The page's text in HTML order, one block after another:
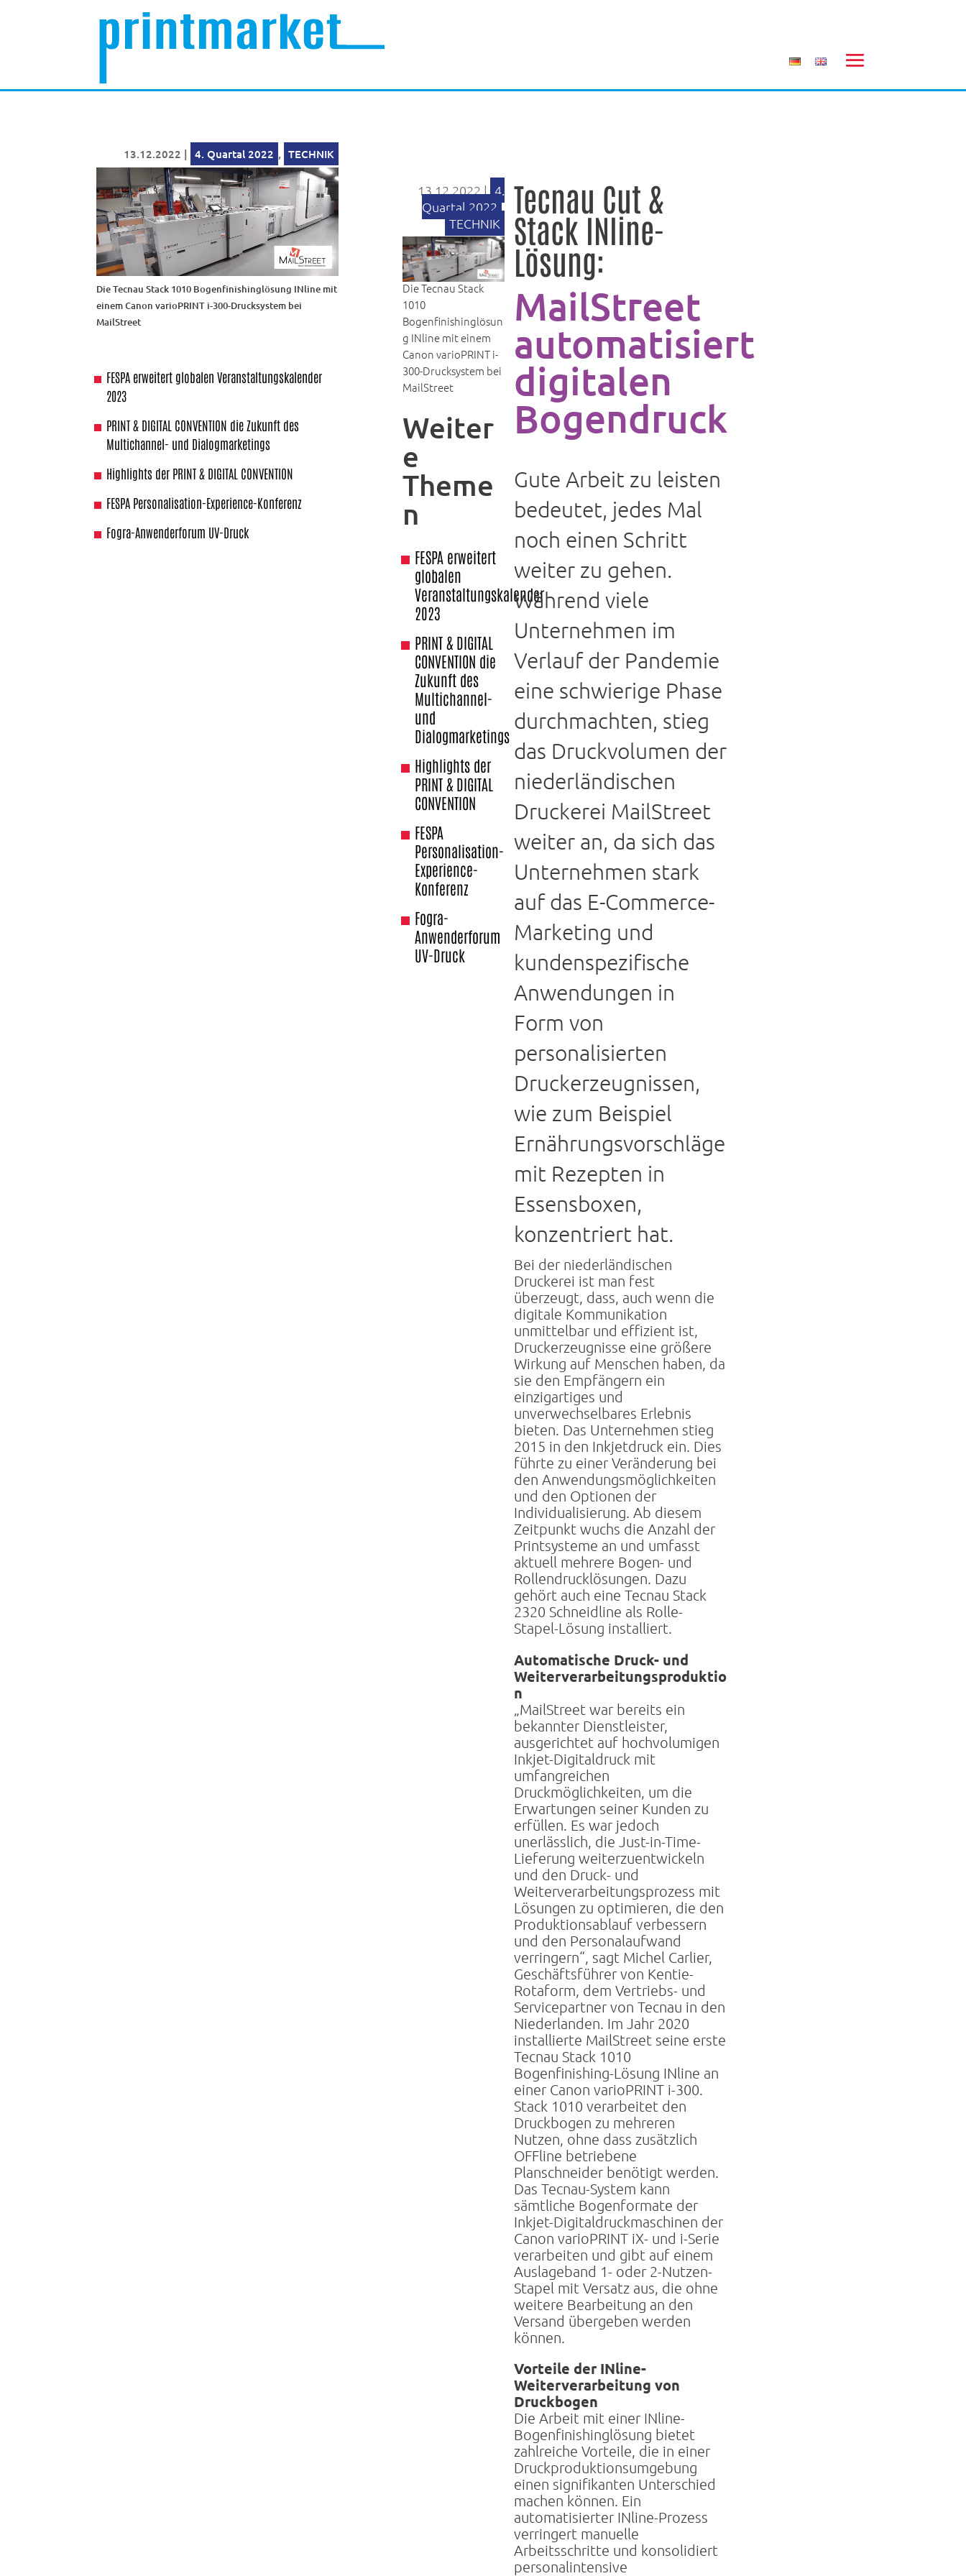
13.12.2022 | 4. Quartal 2022 , TECHNIK
Die Tecnau Stack 1010 Bogenfinishinglösung INline mit
einem Canon varioPRINT i-300-Drucksystem bei
MailStreet
FESPA erweitert globalen Veranstaltungskalender
2023
PRINT & DIGITAL CONVENTION die Zukunft des
Multichannel- und Dialogmarketings
Highlights der PRINT & DIGITAL CONVENTION
FESPA Personalisation-Experience-Konferenz
Fogra-Anwenderforum UV-Druck
13.12.2022| 4.
Quartal 2022 ,
TECHNIK
Die Tecnau Stack
1010
Bogenfinishinglösun
g INline mit einem
Canon varioPRINT i-
300-Drucksystem bei
MailStreet
Weiter
e
Theme
n
FESPA erweitert
globalen
Veranstaltungskalender
2023
PRINT & DIGITAL
CONVENTION die
Zukunft des
Multichannel-
und
Dialogmarketings
Highlights der
PRINT & DIGITAL
CONVENTION
FESPA
Personalisation-
Experience-
Konferenz
Fogra-
Anwenderforum
UV-Druck
Tecnau Cut &
Stack INline-
Lösung:
MailStreet
automatisiert
digitalen
Bogendruck
Gute Arbeit zu leisten
bedeutet, jedes Mal
noch einen Schritt
weiter zu gehen.
Während viele
Unternehmen im
Verlauf der Pandemie
eine schwierige Phase
durchmachten, stieg
das Druckvolumen der
niederländischen
Druckerei MailStreet
weiter an, da sich das
Unternehmen stark
auf das E-Commerce-
Marketing und
kundenspezifische
Anwendungen in
Form von
personalisierten
Druckerzeugnissen,
wie zum Beispiel
Ernährungsvorschläge
mit Rezepten in
Essensboxen,
konzentriert hat.
Bei der niederländischen
Druckerei ist man fest
überzeugt, dass, auch wenn die
digitale Kommunikation
unmittelbar und effizient ist,
Druckerzeugnisse eine größere
Wirkung auf Menschen haben, da
sie den Empfängern ein
einzigartiges und
unverwechselbares Erlebnis
bieten. Das Unternehmen stieg
2015 in den Inkjetdruck ein. Dies
führte zu einer Veränderung bei
den Anwendungsmöglichkeiten
und den Optionen der
Individualisierung. Ab diesem
Zeitpunkt wuchs die Anzahl der
Printsysteme an und umfasst
aktuell mehrere Bogen- und
Rollendrucklösungen. Dazu
gehört auch eine Tecnau Stack
2320 Schneidline als Rolle-
Stapel-Lösung installiert.
Automatische Druck- und
Weiterverarbeitungsproduktio
n
„MailStreet war bereits ein
bekannter Dienstleister,
ausgerichtet auf hochvolumigen
Inkjet-Digitaldruck mit
umfangreichen
Druckmöglichkeiten, um die
Erwartungen seiner Kunden zu
erfüllen. Es war jedoch
unerlässlich, die Just-in-Time-
Lieferung weiterzuentwickeln
und den Druck- und
Weiterverarbeitungsprozess mit
Lösungen zu optimieren, die den
Produktionsablauf verbessern
und den Personalaufwand
verringern“, sagt Michel Carlier,
Geschäftsführer von Kentie-
Rotaform, dem Vertriebs- und
Servicepartner von Tecnau in den
Niederlanden. Im Jahr 2020
installierte MailStreet seine erste
Tecnau Stack 1010
Bogenfinishing-Lösung INline an
einer Canon varioPRINT i-300.
Stack 1010 verarbeitet den
Druckbogen zu mehreren
Nutzen, ohne dass zusätzlich
OFFline betriebene
Planschneider benötigt werden.
Das Tecnau-System kann
sämtliche Bogenformate der
Inkjet-Digitaldruckmaschinen der
Canon varioPRINT iX- und i-Serie
verarbeiten und gibt auf einem
Auslageband 1- oder 2-Nutzen-
Stapel mit Versatz aus, die ohne
weitere Bearbeitung an den
Versand übergeben werden
können.
Vorteile der INline-
Weiterverarbeitung von
Druckbogen
Die Arbeit mit einer INline-
Bogenfinishinglösung bietet
zahlreiche Vorteile, die in einer
Druckproduktionsumgebung
einen signifikanten Unterschied
machen können. Ein
automatisierter INline-Prozess
verringert manuelle
Arbeitsschritte und konsolidiert
personalintensive